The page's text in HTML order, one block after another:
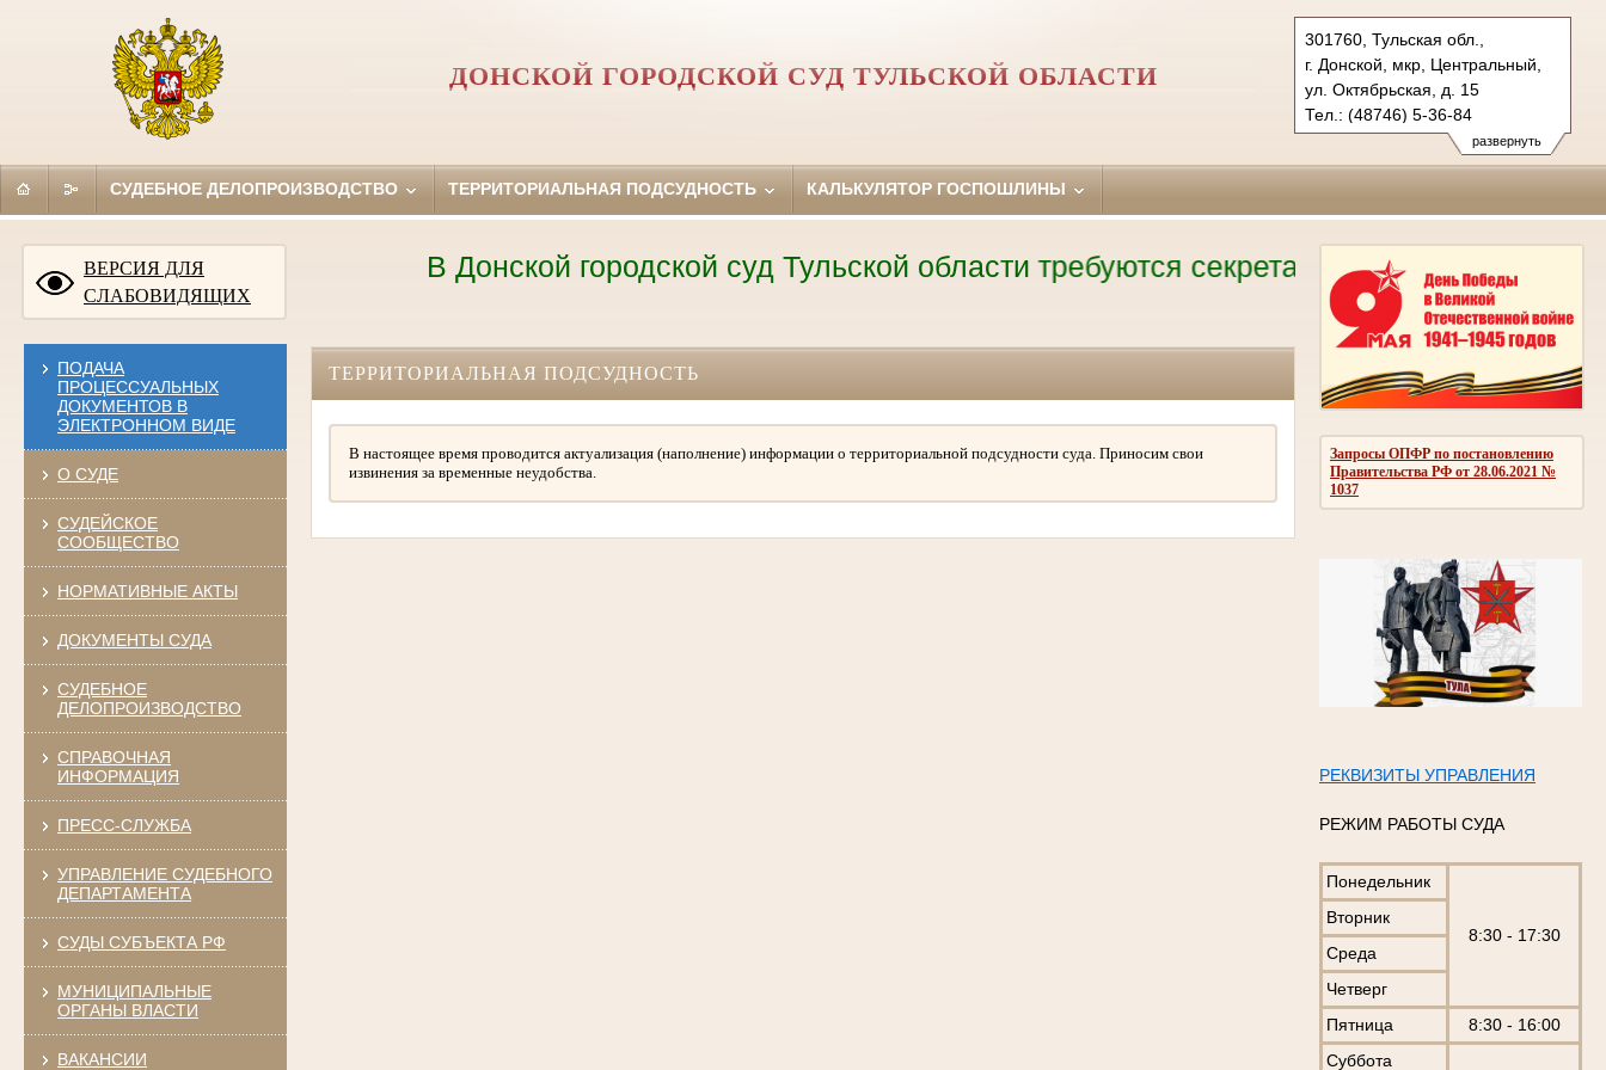
развернуть
301760, Тульская обл.,
г. Донской, мкр, Центральный,
ул. Октябрьская, д. 15
Тел.: (48746) 5-36-84
donskoy.tula@sudrf.ru
ДОНСКОЙ ГОРОДСКОЙ СУД ТУЛЬСКОЙ ОБЛАСТИ
СУДЕБНОЕ ДЕЛОПРОИЗВОДСТВО ТЕРРИТОРИАЛЬНАЯ ПОДСУДНОСТЬ КАЛЬКУЛЯТОР ГОСПОШЛИНЫ
ВЕРСИЯ ДЛЯ
СЛАБОВИДЯЩИХ
ПОДАЧА
ПРОЦЕССУАЛЬНЫХ
ДОКУМЕНТОВ В
ЭЛЕКТРОННОМ ВИДЕ
О СУДЕ
СУДЕЙСКОЕ
СООБЩЕСТВО
НОРМАТИВНЫЕ АКТЫ
ДОКУМЕНТЫ СУДА
СУДЕБНОЕ
ДЕЛОПРОИЗВОДСТВО
СПРАВОЧНАЯ
ИНФОРМАЦИЯ
ПРЕСС-СЛУЖБА
УПРАВЛЕНИЕ СУДЕБНОГО
ДЕПАРТАМЕНТА
СУДЫ СУБЪЕКТА РФ
МУНИЦИПАЛЬНЫЕ
ОРГАНЫ ВЛАСТИ
ВАКАНСИИ
Запросы ОПФР по постановлению
Правительства РФ от 28.06.2021 №
1037
РЕКВИЗИТЫ УПРАВЛЕНИЯ
РЕЖИМ РАБОТЫ СУДА
Понедельник
8:30 - 17:30
Вторник
Среда
Четверг
Пятница
8:30 - 16:00
Суббота
В Донской городской суд Тульской области требуются секретари судебного
ТЕРРИТОРИАЛЬНАЯ ПОДСУДНОСТЬ
В настоящее время проводится актуализация (наполнение) информации о территориальной подсудности суда. Приносим свои
извинения за временные неудобства.